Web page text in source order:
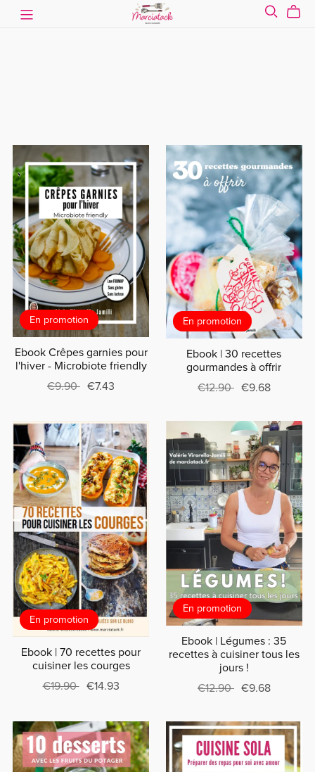
En promotion
Ebook Crêpes garnies pour
l'hiver - Microbiote friendly
€9.90 €7.43
En promotion
Ebook | 30 recettes
gourmandes à offrir
€12.90 €9.68
En promotion
Ebook | 70 recettes pour
cuisiner les courges
€19.90 €14.93
En promotion
Ebook | Légumes : 35
recettes à cuisiner tous les
jours !
€12.90 €9.68